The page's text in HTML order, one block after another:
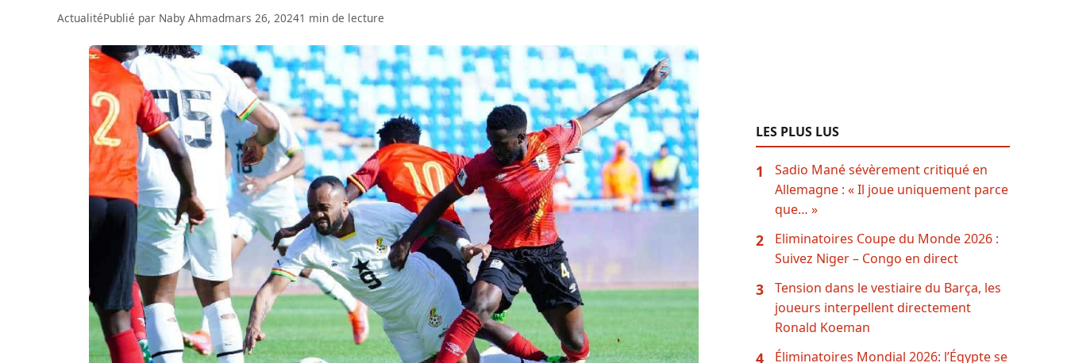
ActualitéPublié par Naby Ahmadmars 26, 20241 min de lecture
LES PLUS LUS
1
Sadio Mané sévèrement critiqué en
Allemagne : « Il joue uniquement parce
que… »
2
Eliminatoires Coupe du Monde 2026 :
Suivez Niger – Congo en direct
3
Tension dans le vestiaire du Barça, les
joueurs interpellent directement
Ronald Koeman
4
Éliminatoires Mondial 2026: l’Égypte se